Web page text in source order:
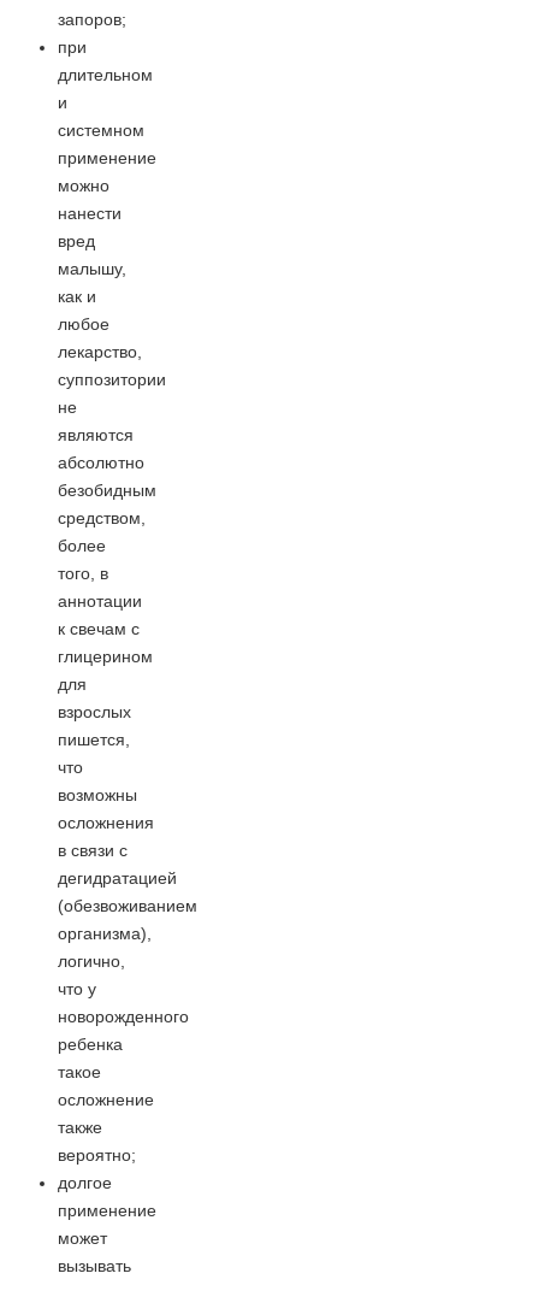
запоров;
при
длительном
и
системном
применение
можно
нанести
вред
малышу,
как и
любое
лекарство,
суппозитории
не
являются
абсолютно
безобидным
средством,
более
того, в
аннотации
к свечам с
глицерином
для
взрослых
пишется,
что
возможны
осложнения
в связи с
дегидратацией
(обезвоживанием
организма),
логично,
что у
новорожденного
ребенка
такое
осложнение
также
вероятно;
долгое
применение
может
вызывать